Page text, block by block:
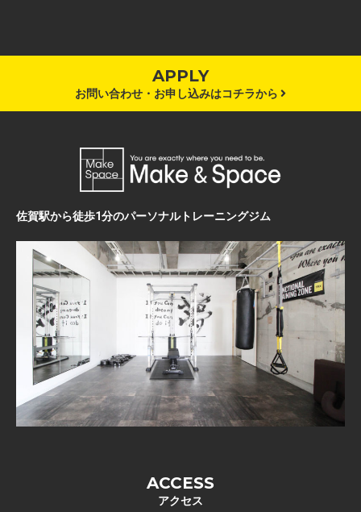
APPLY
お問い合わせ・お申し込みはコチラから
佐賀駅から徒歩1分のパーソナルトレーニングジム
ACCESS
アクセス